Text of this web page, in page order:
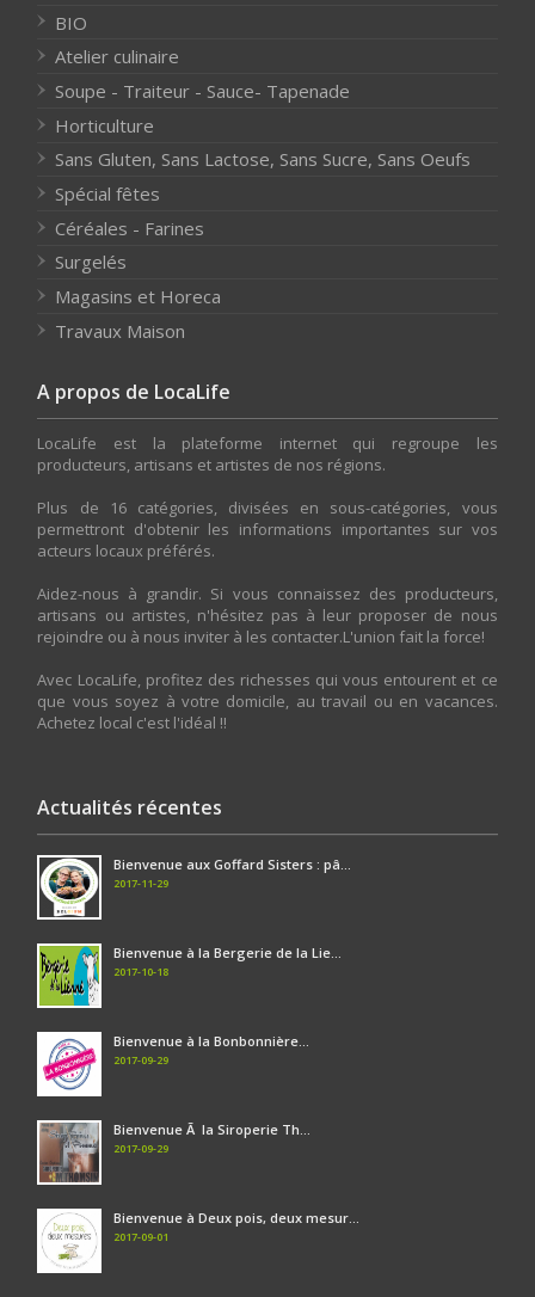
BIO
Atelier culinaire
Soupe - Traiteur - Sauce- Tapenade
Horticulture
Sans Gluten, Sans Lactose, Sans Sucre, Sans Oeufs
Spécial fêtes
Céréales - Farines
Surgelés
Magasins et Horeca
Travaux Maison
A propos de LocaLife
LocaLife est la plateforme internet qui regroupe les
producteurs, artisans et artistes de nos régions.
Plus de 16 catégories, divisées en sous-catégories, vous
permettront d'obtenir les informations importantes sur vos
acteurs locaux préférés.
Aidez-nous à grandir. Si vous connaissez des producteurs,
artisans ou artistes, n'hésitez pas à leur proposer de nous
rejoindre ou à nous inviter à les contacter.L'union fait la force!
Avec LocaLife, profitez des richesses qui vous entourent et ce
que vous soyez à votre domicile, au travail ou en vacances.
Achetez local c'est l'idéal !!
Actualités récentes
Bienvenue aux Goffard Sisters : pâ...
2017-11-29
Bienvenue à la Bergerie de la Lie...
2017-10-18
Bienvenue à la Bonbonnière...
2017-09-29
Bienvenue Ã la Siroperie Th...
2017-09-29
Bienvenue à Deux pois, deux mesur...
2017-09-01